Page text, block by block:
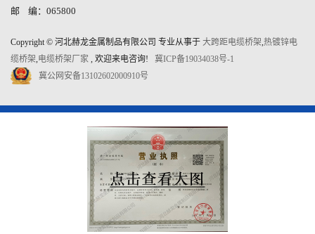
邮 编：065800
Copyright © 河北赫龙金属制品有限公司 专业从事于 大跨距电缆桥架 热镀锌电
缆桥架 电缆桥架厂家 , 欢迎来电咨询! 冀ICP备19034038号-1
冀公网安备13102602000910号